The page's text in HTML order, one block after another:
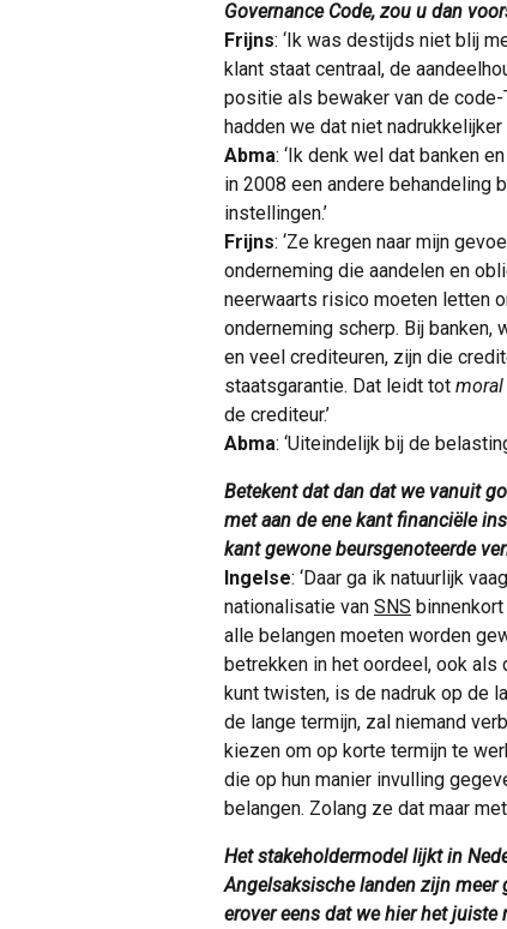
Governance Code, zou u dan
Frijns: ‘Ik was destijds niet blij
klant staat centraal, de
positie als bewaker van de
hadden we dat niet
Abma: ‘Ik denk wel dat banken
in 2008 een andere behandeling
instellingen.’
Frijns: ‘Ze kregen naar mijn
onderneming die aandelen en
neerwaarts risico moeten letten
onderneming scherp. Bij banken,
en veel crediteuren, zijn die
staatsgarantie. Dat leidt tot moral
de crediteur.’
Abma: ‘Uiteindelijk bij de
Betekent dat dan dat we vanuit
met aan de ene kant financiële
kant gewone beursgenoteerde
Ingelse: ‘Daar ga ik natuurlijk
nationalisatie van SNS
alle belangen moeten worden
betrekken in het oordeel, ook als
kunt twisten, is de nadruk op de
de lange termijn, zal niemand
kiezen om op korte termijn te
die op hun manier invulling
belangen. Zolang ze dat maar
Het stakeholdermodel lijkt in
Angelsaksische landen zijn meer
erover eens dat we hier het juiste